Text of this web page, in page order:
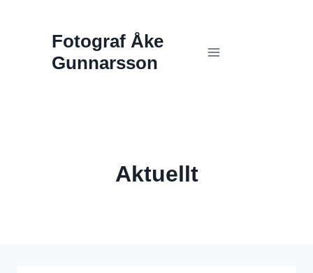
content
Fotograf Åke
Gunnarsson
Aktuellt